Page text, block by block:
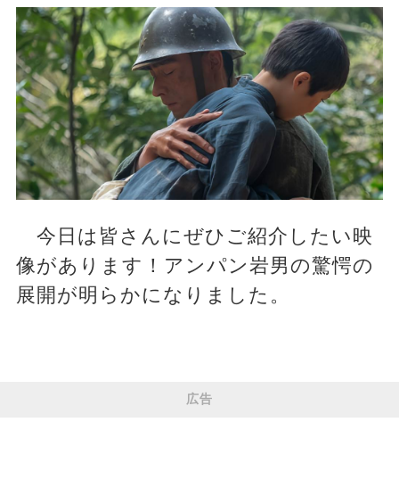
今日は皆さんにぜひご紹介したい映
像があります！アンパン岩男の驚愕の
展開が明らかになりました。
広告